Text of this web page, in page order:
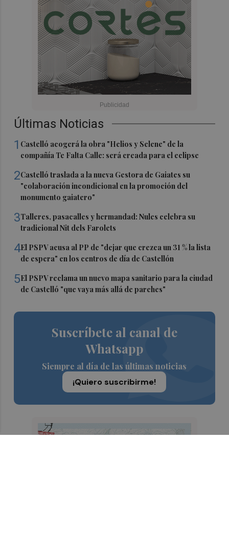
Últimas Noticias
1 Castelló acogerá la obra "Helios y Selene" de la
compañía Te Falta Calle: será creada para el eclipse
2Castelló traslada a la nueva Gestora de Gaiates su
"colaboración incondicional en la promoción del
monumento gaiatero"
3Talleres, pasacalles y hermandad: Nules celebra su
tradicional Nit dels Farolets
4El PSPV acusa al PP de "dejar que crezca un 31 % la lista
de espera" en los centros de día de Castellón
5El PSPV reclama un nuevo mapa sanitario para la ciudad
de Castelló "que vaya más allá de parches"
Suscríbete al canal de
Whatsapp
Siempre al día de las últimas noticias
¡Quiero suscribirme!